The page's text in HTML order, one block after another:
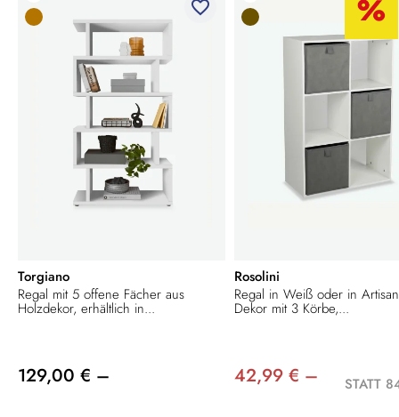
favorite_border
Torgiano
Regal mit 5 offene Fächer aus
Holzdekor, erhältlich in...
129,00 € –
Rosolini
Regal in Weiß oder in
Dekor mit 3 Körbe,...
42,99 € – STATT